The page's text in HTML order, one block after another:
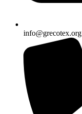
info@grecotex.org